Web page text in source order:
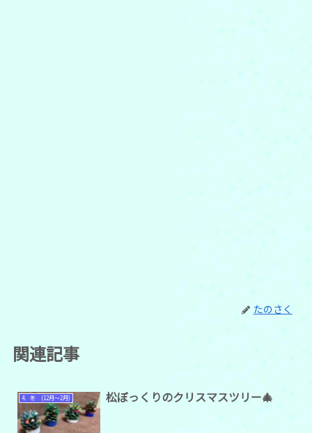
たのさく
関連記事
4．冬 (12月～2月) 松ぼっくりのクリスマスツリー🎄